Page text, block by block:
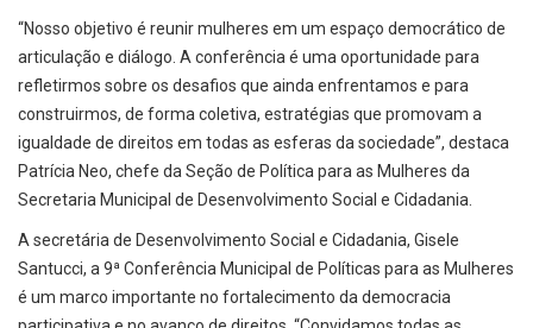
“Nosso objetivo é reunir mulheres em um espaço democrático de
articulação e diálogo. A conferência é uma oportunidade para
refletirmos sobre os desafios que ainda enfrentamos e para
construirmos, de forma coletiva, estratégias que promovam a
igualdade de direitos em todas as esferas da sociedade”, destaca
Patrícia Neo, chefe da Seção de Política para as Mulheres da
Secretaria Municipal de Desenvolvimento Social e Cidadania.
A secretária de Desenvolvimento Social e Cidadania, Gisele
Santucci, a 9ª Conferência Municipal de Políticas para as Mulheres
é um marco importante no fortalecimento da democracia